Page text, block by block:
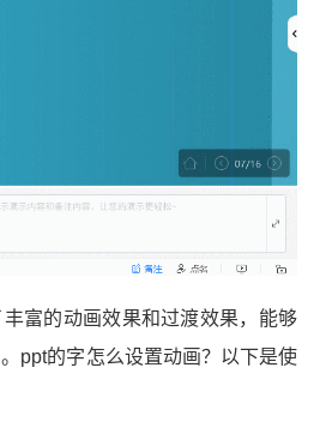
富的动画效果和过渡效果，能够
ppt的字怎么设置动画？以下是使